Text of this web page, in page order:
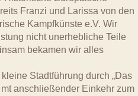
Franzi und Larissa von den
Kampfkünste e.V. Wir
nicht unerhebliche Teile
bekamen wir alles
Stadtführung durch „Das
anschließender Einkehr zum